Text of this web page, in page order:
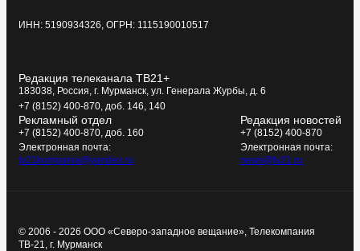
ИНН: 5190934326, ОГРН: 1115190010517
Редакция телеканала ТВ21+
183038, Россия, г. Мурманск, ул. Генерала Журбы, д. 6
+7 (8152) 400-870, доб. 146, 140
Рекламный отдел
+7 (8152) 400-870, доб. 160
Электронная почта:
tv21kompania@yandex.ru
Редакция новостей
+7 (8152) 400-870
Электронная почта:
news@tv21.ru
© 2006 - 2026 ООО «Северо-западное вещание», Телекомпания
ТВ-21, г. Мурманск